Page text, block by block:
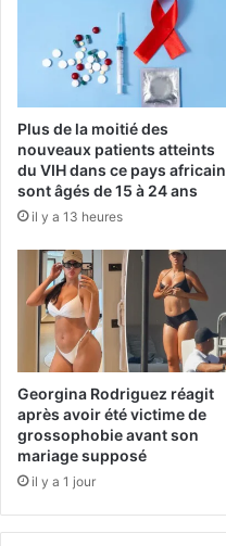
Plus de la moitié des
nouveaux patients atteints
du VIH dans ce pays africain
sont âgés de 15 à 24 ans
il y a 13 heures
Georgina Rodriguez réagit
après avoir été victime de
grossophobie avant son
mariage supposé
il y a 1 jour